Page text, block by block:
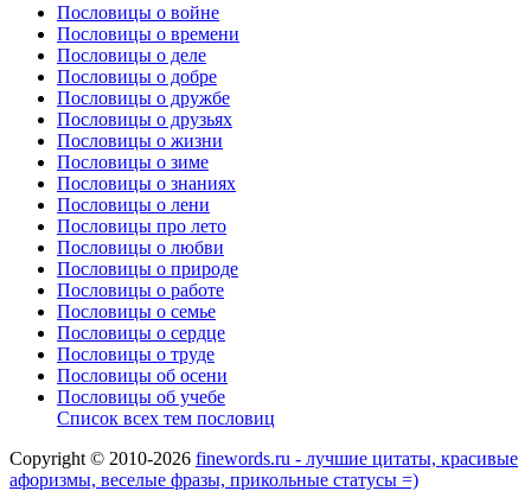
Пословицы о войне
Пословицы о времени
Пословицы о деле
Пословицы о добре
Пословицы о дружбе
Пословицы о друзьях
Пословицы о жизни
Пословицы о зиме
Пословицы о знаниях
Пословицы о лени
Пословицы про лето
Пословицы о любви
Пословицы о природе
Пословицы о работе
Пословицы о семье
Пословицы о сердце
Пословицы о труде
Пословицы об осени
Пословицы об учебе
Список всех тем пословиц
Copyright © 2010-2026 finewords.ru - лучшие цитаты, красивые
афоризмы, веселые фразы, прикольные статусы =)